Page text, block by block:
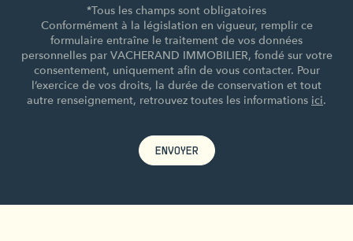
*Tous les champs sont obligatoires
Conformément à la législation en vigueur, remplir ce
formulaire entraîne le traitement de vos données
personnelles par VACHERAND IMMOBILIER, fondé sur votre
consentement, uniquement afin de vous contacter. Pour
l’exercice de vos droits, la durée de conservation et tout
autre renseignement, retrouvez toutes les informations ici.
ENVOYER